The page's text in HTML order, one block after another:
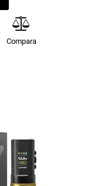
Compara